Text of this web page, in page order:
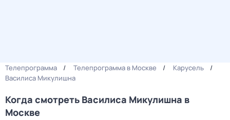
Телепрограмма Телепрограмма в Москве
Карусель
Василиса Микулишна
Когда смотреть Василиса Микулишна в
Москве